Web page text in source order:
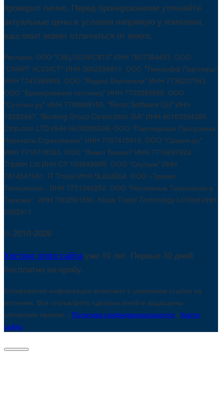
проверил лично. Перед бронированием уточняйте
актуальные цены и условия напрямую у компании,
ваш опыт может отличаться от моего.
Реклама. ООО "СВЦ ПОЛИС812" ИНН 7807384453. ООО
"СМАРТ АССИСТ" ИНН 3662294911. ООО "Тинькофф Партнеры"
ИНН 7743369908. ООО "Яндекс Вертикали" ИНН 7736207543.
ООО "Бронирование гостиниц" ИНН 7703389880. ООО
"Суточно.ру" ИНН 7709908155. "Renot Software OU" ИНН
12352497. "Booking Group Corporation SIA" ИНН 40103394295.
Ctrip.com LTD ИНН 06/30555538. ООО "Партнерская Программа
Черехапа Страхование" ИНН 7707415919. OOO "Сравни.ру"
ИНН 7710718303. ООО "Левел Тревел" ИНН 7716697924.
Tripster Ltd ИНН CY 10394908R. ООО "Спутник" ИНН
7814547081. IT Travel ИНН SL024264. ООО «Тревел
Технологии». ИНН 7731340252. ООО "Рекламные Технологии в
Туризме". ИНН 7802591590. Klook Travel Technology Limited ИНН
2092911
© 2010-2026
Хостинг этого сайта уже 10 лет. Первые 30 дней
бесплатно на пробу.
Копирование информации возможно с указанием ссылки на
источник. Все статьи/фото сделаны мной и защищены
авторским правом. | Политика конфиденциальности | Карта
сайта